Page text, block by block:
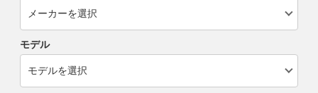
モデル